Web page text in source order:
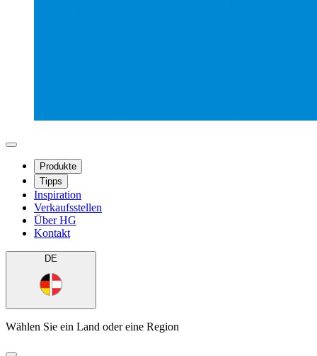
Produkte
Tipps
Inspiration
Verkaufsstellen
Über HG
Kontakt
DE
Wählen Sie ein Land oder eine Region